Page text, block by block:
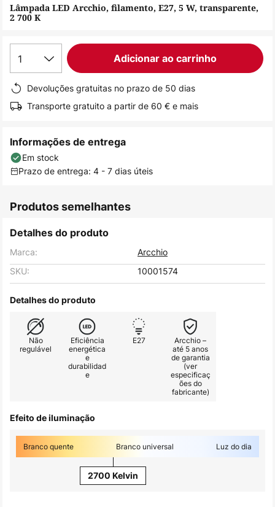
da
Galeria
Lâmpada LED Arcchio, filamento, E27, 5 W, transparente,
2 700 K
1 Adicionar ao carrinho
Devoluções gratuitas no prazo de 50 dias
Transporte gratuito a partir de 60 € e mais
Informações de entrega
Em stock
Prazo de entrega: 4 - 7 dias úteis
Produtos semelhantes
Detalhes do produto
Marca:
Arcchio
SKU:
10001574
Detalhes do produto
Não
regulável
Eficiência
energética
e
durabilidad
e
E27
Arcchio –
até 5 anos
de garantia
(ver
especificaç
ões do
fabricante)
Efeito de iluminação
Branco quente Branco universal Luz do dia
2700 Kelvin